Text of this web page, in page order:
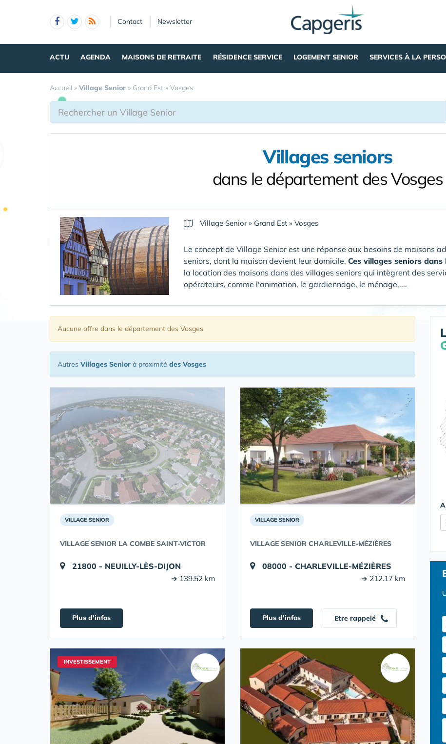
Contact Newsletter
ACTU AGENDA MAISONS DE RETRAITE RÉSIDENCE SERVICE LOGEMENT SENIOR SERVICES À LA
Accueil » Village Senior » Grand Est » Vosges
Villages seniors
dans le département des Vosges
Village Senior» Grand Est » Vosges
Le concept de Village Senior est une réponse aux besoins de maisons
seniors, dont la maison devient leur domicile. Ces villages seniors
la location des maisons dans des villages seniors qui intègrent des
opérateurs, comme l'animation, le gardiennage, le ménage,....
Aucune offre dans le département des Vosges
Autres Villages Senior à proximité des Vosges
VILLAGE SENIOR
VILLAGE SENIOR LA COMBE SAINT-VICTOR
21800 - NEUILLY-LÈS-DIJON
➔ 139.52 km
Plus d'infos
VILLAGE SENIOR
VILLAGE SENIOR CHARLEVILLE-MÉZIÈRES
08000 - CHARLEVILLE-MÉZIÈRES
➔ 212.17 km
Plus d'infos Etre rappelé
INVESTISSEMENT